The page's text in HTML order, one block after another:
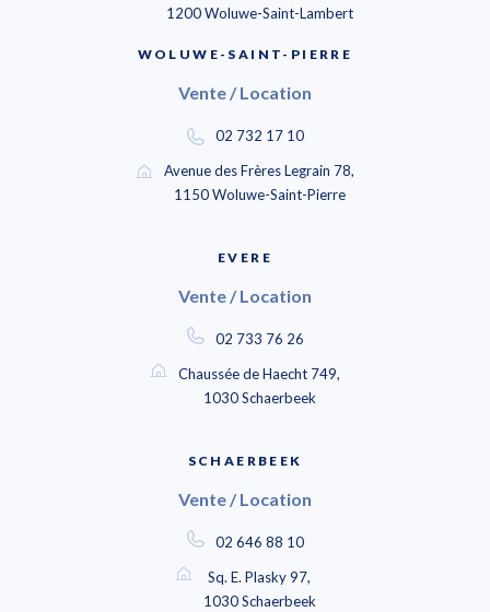
1200 Woluwe-Saint-Lambert
WOLUWE-SAINT-PIERRE
Vente / Location
02 732 17 10
Avenue des Frères Legrain 78,
1150 Woluwe-Saint-Pierre
EVERE
Vente / Location
02 733 76 26
Chaussée de Haecht 749,
1030 Schaerbeek
SCHAERBEEK
Vente / Location
02 646 88 10
Sq. E. Plasky 97,
1030 Schaerbeek